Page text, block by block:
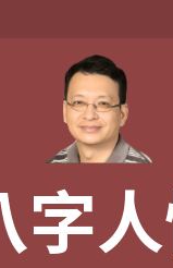
字
字